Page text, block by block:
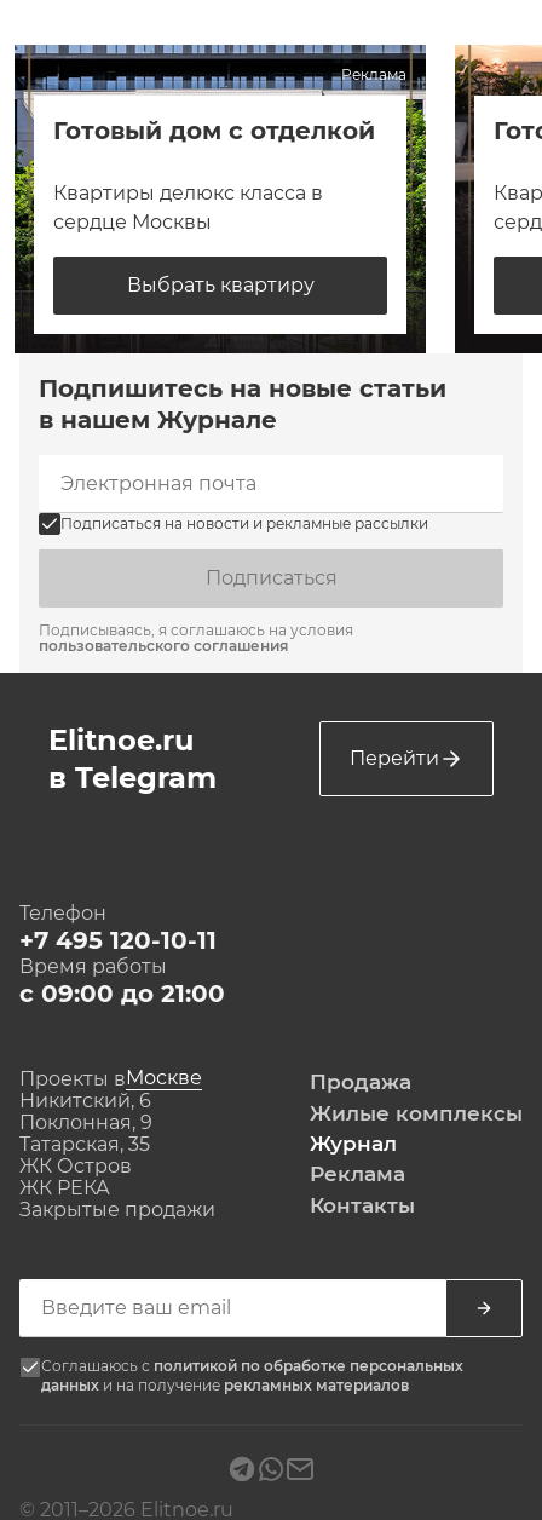
Реклама
Готовый дом с отделкой
Квартиры делюкс класса в
сердце Москвы
Выбрать квартиру
Подпишитесь на новые статьи
в нашем Журнале
Подписаться на новости и рекламные рассылки
Подписаться
Подписываясь, я соглашаюсь на условия
пользовательского соглашения
Elitnoe.ru
в Telegram
Перейти
Телефон
+7 495 120-10-11
Время работы
с 09:00 до 21:00
Проекты вМоскве
Никитский, 6
Поклонная, 9
Татарская, 35
ЖК Остров
ЖК РЕКА
Закрытые продажи
Продажа
Жилые комплексы
Журнал
Реклама
Контакты
Соглашаюсь с политикой по обработке персональных
данных и на получение рекламных материалов
© 2011–2026 Elitnoe.ru